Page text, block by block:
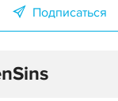
Подписаться